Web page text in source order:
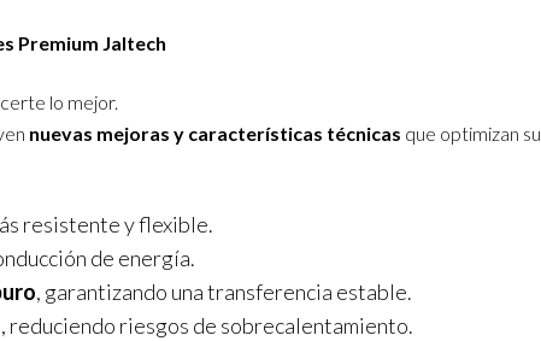
Premium Jaltech
lo mejor.
nuevas mejoras y características técnicas que optimizan su
resistente y flexible.
de energía.
, garantizando una transferencia estable.
, reduciendo riesgos de sobrecalentamiento.